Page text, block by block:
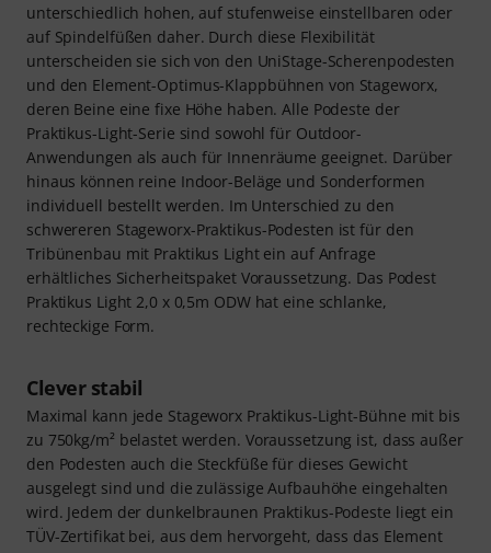
unterschiedlich hohen, auf stufenweise einstellbaren oder
auf Spindelfüßen daher. Durch diese Flexibilität
unterscheiden sie sich von den UniStage-Scherenpodesten
und den Element-Optimus-Klappbühnen von Stageworx,
deren Beine eine fixe Höhe haben. Alle Podeste der
Praktikus-Light-Serie sind sowohl für Outdoor-
Anwendungen als auch für Innenräume geeignet. Darüber
hinaus können reine Indoor-Beläge und Sonderformen
individuell bestellt werden. Im Unterschied zu den
schwereren Stageworx-Praktikus-Podesten ist für den
Tribünenbau mit Praktikus Light ein auf Anfrage
erhältliches Sicherheitspaket Voraussetzung. Das Podest
Praktikus Light 2,0 x 0,5m ODW hat eine schlanke,
rechteckige Form.
Clever stabil
Maximal kann jede Stageworx Praktikus-Light-Bühne mit bis
zu 750kg/m² belastet werden. Voraussetzung ist, dass außer
den Podesten auch die Steckfüße für dieses Gewicht
ausgelegt sind und die zulässige Aufbauhöhe eingehalten
wird. Jedem der dunkelbraunen Praktikus-Podeste liegt ein
TÜV-Zertifikat bei, aus dem hervorgeht, dass das Element